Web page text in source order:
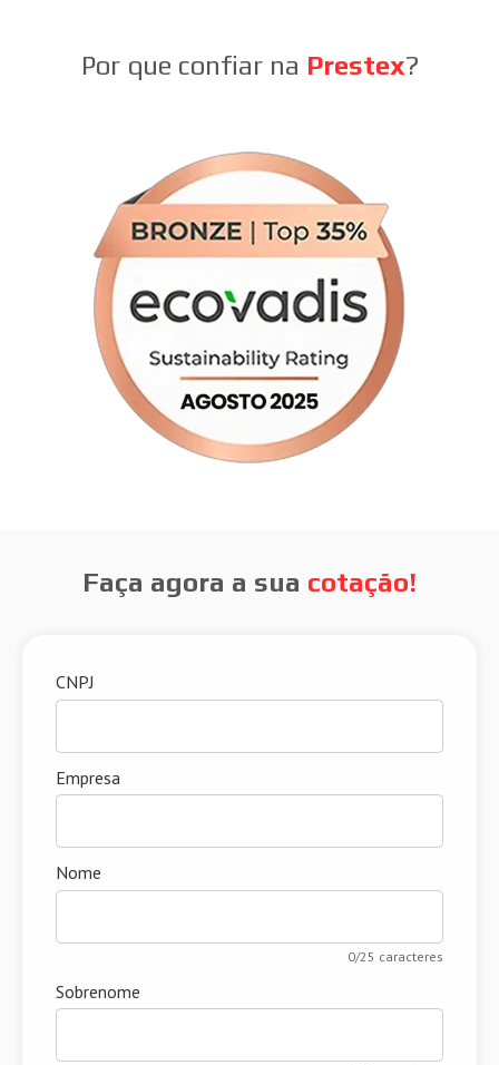
Por que confiar na Prestex?
Faça agora a sua cotação!
CNPJ
Empresa
Nome
0/25 caracteres
Sobrenome